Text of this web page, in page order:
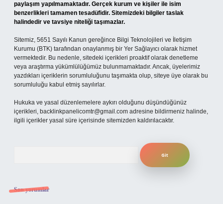
paylaşım yapılmamaktadır. Gerçek kurum ve kişiler ile isim
benzerlikleri tamamen tesadüfidir. Sitemizdeki bilgiler taslak
halindedir ve tavsiye niteliği taşımazlar.
Sitemiz, 5651 Sayılı Kanun gereğince Bilgi Teknolojileri ve İletişim
Kurumu (BTK) tarafından onaylanmış bir Yer Sağlayıcı olarak hizmet
vermektedir. Bu nedenle, sitedeki içerikleri proaktif olarak denetleme
veya araştırma yükümlülüğümüz bulunmamaktadır. Ancak, üyelerimiz
yazdıkları içeriklerin sorumluluğunu taşımakta olup, siteye üye olarak bu
sorumluluğu kabul etmiş sayılırlar.
Hukuka ve yasal düzenlemelere aykırı olduğunu düşündüğünüz
içerikleri, backlinkpanelicomtr@gmail.com adresine bildirmeniz halinde,
ilgili içerikler yasal süre içerisinde sitemizden kaldırılacaktır.
Son yorumlar